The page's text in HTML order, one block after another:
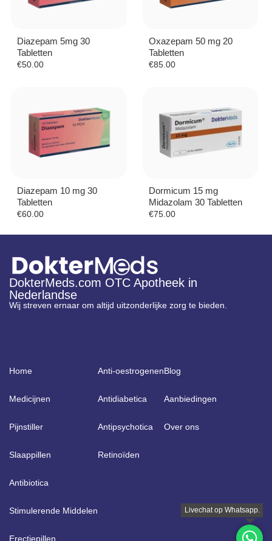
Diazepam 5mg 30
Tabletten
€50.00
Oxazepam 50 mg 20
Tabletten
€85.00
Diazepam 10 mg 30
Tabletten
€60.00
Dormicum 15 mg
Midazolam 30 Tabletten
€75.00
DokterMeds.com OTC Apotheek in
Nederlandse
Wij streven ernaar om altijd uitzonderlijke zorg te bieden.
Home
Medicijnen
Pijnstiller
Slaappillen
Antibiotica
Stimulerende Middelen
Erectiepillen
Anti-oestrogenen
Antidiabetica
Antipsychotica
Retinoïden
Blog
Aanbiedingen
Over ons